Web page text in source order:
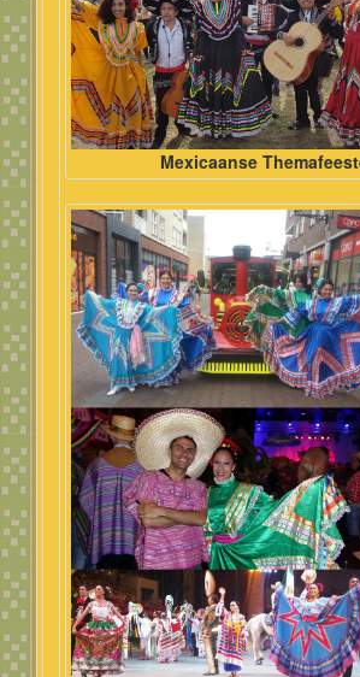
Mexicaanse